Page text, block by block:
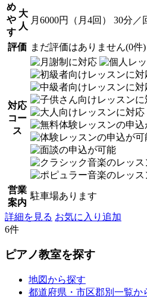
め
や
す
大
人
月6000円（月4回） 30分
評価 まだ評価はありません(0件)
対応
コー
ス
営業
案内
駐車場あります
詳細を見る お気に入り追加
6件
ピアノ教室を探す
地図から探す
都道府県・市区郡別一覧か